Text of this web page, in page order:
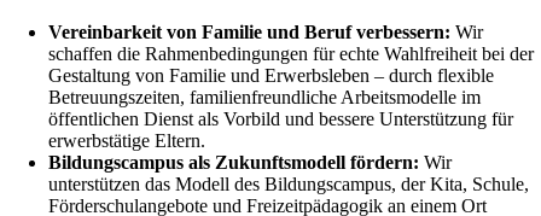
Vereinbarkeit von Familie und Beruf verbessern: Wir
schaffen die Rahmenbedingungen für echte Wahlfreiheit bei der
Gestaltung von Familie und Erwerbsleben – durch flexible
Betreuungszeiten, familienfreundliche Arbeitsmodelle im
öffentlichen Dienst als Vorbild und bessere Unterstützung für
erwerbstätige Eltern.
Bildungscampus als Zukunftsmodell fördern: Wir
unterstützen das Modell des Bildungscampus, der Kita, Schule,
Förderschulangebote und Freizeitpädagogik an einem Ort